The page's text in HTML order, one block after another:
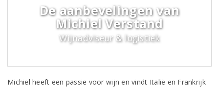
De aanbevelingen van
Michiel Verstand
Wijnadviseur & logistiek
Michiel heeft een passie voor wijn en vindt Italië en Frankrijk